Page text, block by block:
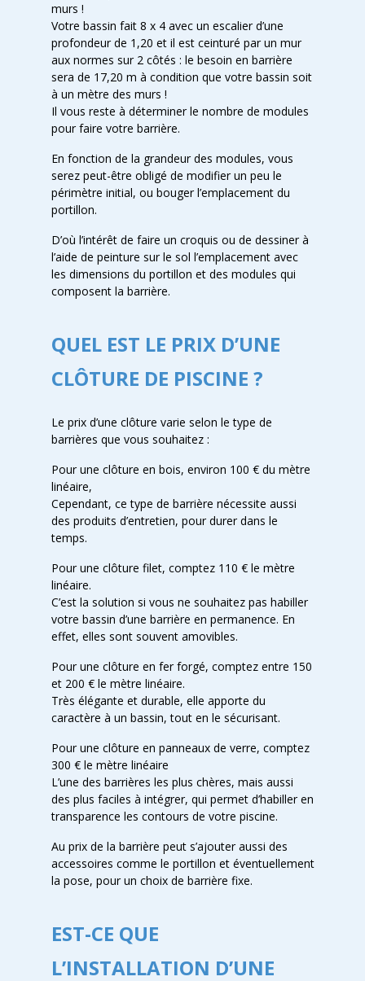
murs !
Votre bassin fait 8 x 4 avec un escalier d’une
profondeur de 1,20 et il est ceinturé par un mur
aux normes sur 2 côtés : le besoin en barrière
sera de 17,20 m à condition que votre bassin soit
à un mètre des murs !
Il vous reste à déterminer le nombre de modules
pour faire votre barrière.
En fonction de la grandeur des modules, vous
serez peut-être obligé de modifier un peu le
périmètre initial, ou bouger l’emplacement du
portillon.
D’où l’intérêt de faire un croquis ou de dessiner à
l’aide de peinture sur le sol l’emplacement avec
les dimensions du portillon et des modules qui
composent la barrière.
QUEL EST LE PRIX D’UNE
CLÔTURE DE PISCINE ?
Le prix d’une clôture varie selon le type de
barrières que vous souhaitez :
Pour une clôture en bois, environ 100 € du mètre
linéaire,
Cependant, ce type de barrière nécessite aussi
des produits d’entretien, pour durer dans le
temps.
Pour une clôture filet, comptez 110 € le mètre
linéaire.
C’est la solution si vous ne souhaitez pas habiller
votre bassin d’une barrière en permanence. En
effet, elles sont souvent amovibles.
Pour une clôture en fer forgé, comptez entre 150
et 200 € le mètre linéaire.
Très élégante et durable, elle apporte du
caractère à un bassin, tout en le sécurisant.
Pour une clôture en panneaux de verre, comptez
300 € le mètre linéaire
L’une des barrières les plus chères, mais aussi
des plus faciles à intégrer, qui permet d’habiller en
transparence les contours de votre piscine.
Au prix de la barrière peut s’ajouter aussi des
accessoires comme le portillon et éventuellement
la pose, pour un choix de barrière fixe.
EST-CE QUE
L’INSTALLATION D’UNE